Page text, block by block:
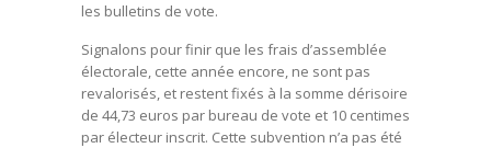
les bulletins de vote.
Signalons pour finir que les frais d’assemblée
électorale, cette année encore, ne sont pas
revalorisés, et restent fixés à la somme dérisoire
de 44,73 euros par bureau de vote et 10 centimes
par électeur inscrit. Cette subvention n’a pas été